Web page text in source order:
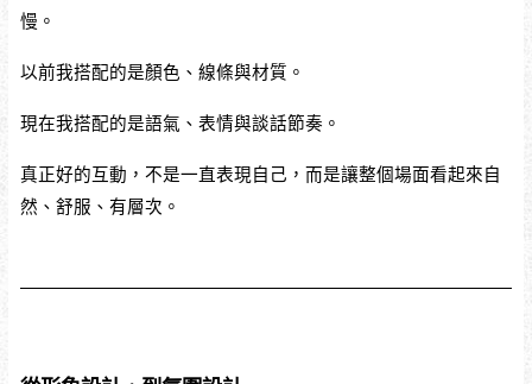
慢。
以前我搭配的是顏色、線條與材質。
現在我搭配的是語氣、表情與談話節奏。
真正好的互動，不是一直表現自己，而是讓整個場面看起來自
然、舒服、有層次。